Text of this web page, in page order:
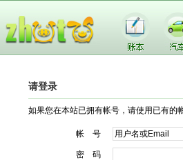
请登录
如果您在本站已拥有帐号，请使用已有的
帐 号
密 码